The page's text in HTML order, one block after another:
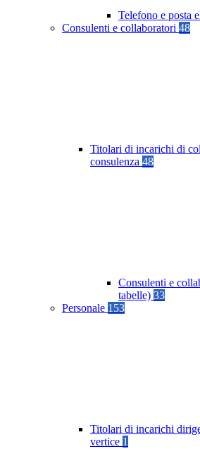
Telefono e posta
Consulenti e collaboratori 48
Titolari di incarichi di
consulenza 48
Consulenti e
tabelle) 33
Personale 153
Titolari di incarichi
vertice 1